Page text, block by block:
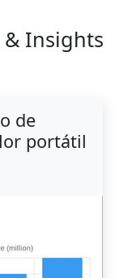
& Insights
de
portátil